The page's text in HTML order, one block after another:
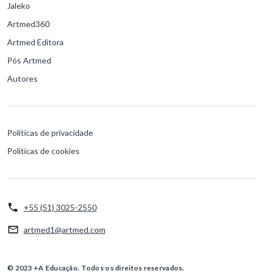
Jaleko
Artmed360
Artmed Editora
Pós Artmed
Autores
Políticas de privacidade
Políticas de cookies
+55 (51) 3025-2550
artmed1@artmed.com
© 2023 +A Educação. Todos os direitos reservados.